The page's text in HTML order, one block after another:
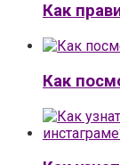
Как
Как